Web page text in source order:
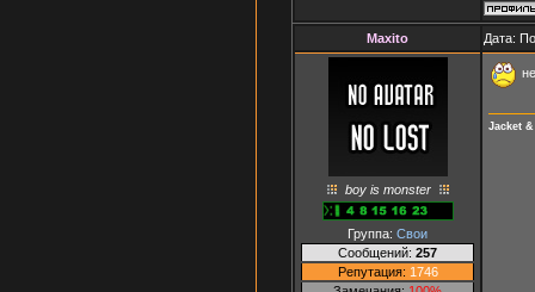
Maxito Дата:
boy is monster
Группа: Свои
Сообщений: 257
Репутация: 1746
Jacket